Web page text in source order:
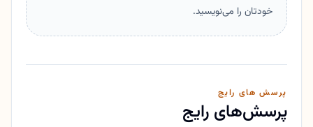
خودتان را می‌نویسید.
پرسش های رایج
پرسش‌های رایج